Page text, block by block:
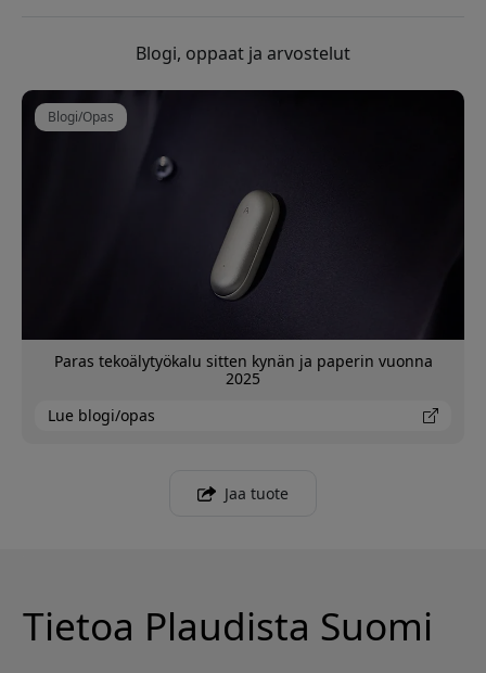
Blogi, oppaat ja arvostelut
Blogi/Opas
Paras tekoälytyökalu sitten kynän ja paperin vuonna
2025
Lue blogi/opas
Jaa tuote
Tietoa Plaudista Suomi